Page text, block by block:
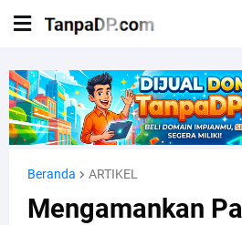
Beranda ARTIKEL
Mengamankan